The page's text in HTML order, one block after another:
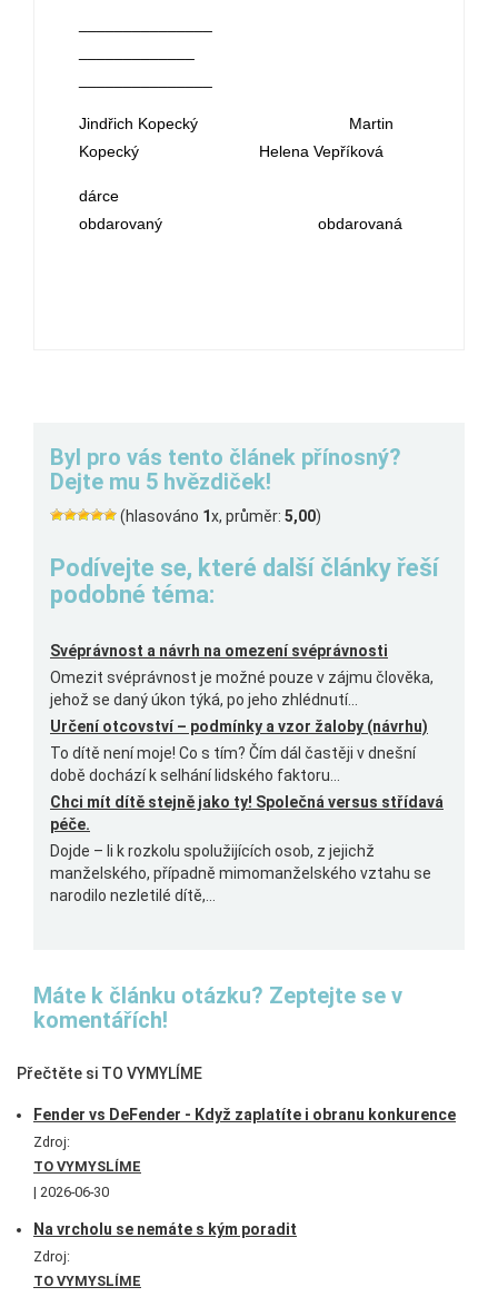
Jindřich Kopecký Martin
Kopecký Helena Vepříková
dárce
obdarovaný obdarovaná
Byl pro vás tento článek přínosný?
Dejte mu 5 hvězdiček!
(hlasováno 1x, průměr: 5,00)
Podívejte se, které další články řeší
podobné téma:
Svéprávnost a návrh na omezení svéprávnosti
Omezit svéprávnost je možné pouze v zájmu člověka,
jehož se daný úkon týká, po jeho zhlédnutí...
Určení otcovství – podmínky a vzor žaloby (návrhu)
To dítě není moje! Co s tím? Čím dál častěji v dnešní
době dochází k selhání lidského faktoru...
Chci mít dítě stejně jako ty! Společná versus střídavá
péče.
Dojde – li k rozkolu spolužijících osob, z jejichž
manželského, případně mimomanželského vztahu se
narodilo nezletilé dítě,...
Máte k článku otázku? Zeptejte se v
komentářích!
Přečtěte si TO VYMYLÍME
Fender vs DeFender - Když zaplatíte i obranu konkurence
Zdroj:
TO VYMYSLÍME
2026-06-30
Na vrcholu se nemáte s kým poradit
Zdroj:
TO VYMYSLÍME